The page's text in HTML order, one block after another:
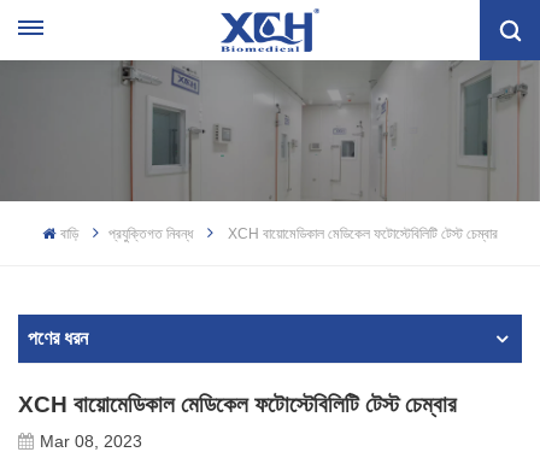
বাড়ি প্রযুক্তিগত নিবন্ধ XCH বায়োমেডিকাল মেডিকেল ফটোস্টেবিলিটি টেস্ট চেম্বার
পণের ধরন
XCH বায়োমেডিকাল মেডিকেল ফটোস্টেবিলিটি টেস্ট চেম্বার
Mar 08, 2023